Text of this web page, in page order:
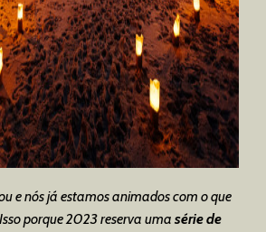
e nós já estamos animados com o que
porque 2023 reserva uma série de